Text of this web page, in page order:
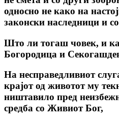
односно не како на
законски наследници и
Што ли тогаш човек, и
Богородица и
На несправедливиот
крајот од животот му
ништавило пред
средба со Живиот Бог,